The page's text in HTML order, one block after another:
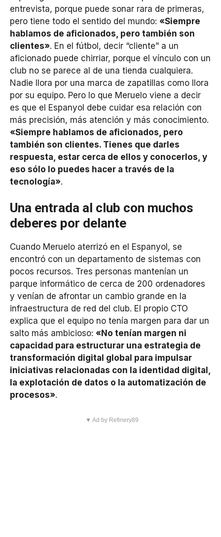
entrevista, porque puede sonar rara de primeras,
pero tiene todo el sentido del mundo: «Siempre
hablamos de aficionados, pero también son
clientes». En el fútbol, decir “cliente” a un
aficionado puede chirriar, porque el vínculo con un
club no se parece al de una tienda cualquiera.
Nadie llora por una marca de zapatillas como llora
por su equipo. Pero lo que Meruelo viene a decir
es que el Espanyol debe cuidar esa relación con
más precisión, más atención y más conocimiento.
«Siempre hablamos de aficionados, pero
también son clientes. Tienes que darles
respuesta, estar cerca de ellos y conocerlos, y
eso sólo lo puedes hacer a través de la
tecnología».
Una entrada al club con muchos
deberes por delante
Cuando Meruelo aterrizó en el Espanyol, se
encontró con un departamento de sistemas con
pocos recursos. Tres personas mantenían un
parque informático de cerca de 200 ordenadores
y venían de afrontar un cambio grande en la
infraestructura de red del club. El propio CTO
explica que el equipo no tenía margen para dar un
salto más ambicioso: «No tenían margen ni
capacidad para estructurar una estrategia de
transformación digital global para impulsar
iniciativas relacionadas con la identidad digital,
la explotación de datos o la automatización de
procesos».
▼ Ad by Refinery89